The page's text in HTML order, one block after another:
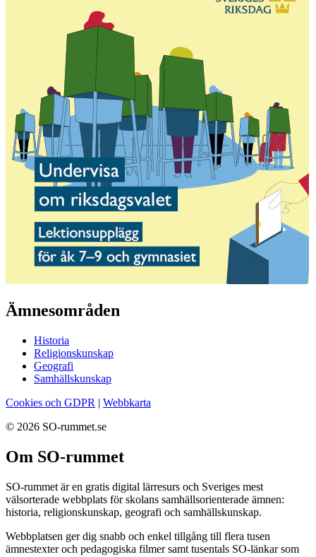
Ämnesområden
Historia
Religionskunskap
Geografi
Samhällskunskap
Cookies och GDPR | Webbkarta
© 2026 SO-rummet.se
Om SO-rummet
SO-rummet är en gratis digital lärresurs och Sveriges mest
välsorterade webbplats för skolans samhällsorienterade ämnen:
historia, religionskunskap, geografi och samhällskunskap.
Webbplatsen ger dig snabb och enkel tillgång till flera tusen
ämnestexter och pedagogiska filmer samt tusentals SO-länkar som